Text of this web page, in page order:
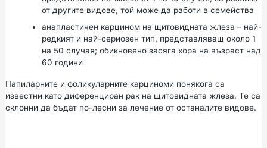
от другите видове, той може да работи в семейства
анапластичен карцином на щитовидната жлеза – най-
редкият и най-сериозен тип, представляващ около 1
на 50 случая; обикновено засяга хора на възраст над
60 години
Папиларните и фоликуларните карциноми понякога са
известни като диференциран рак на щитовидната жлеза. Те са
склонни да бъдат по-лесни за лечение от останалите видове.